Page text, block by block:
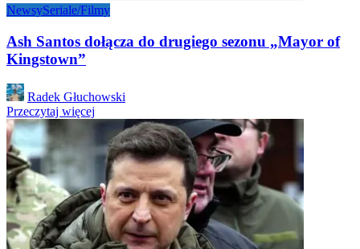
NewsySeriale/Filmy
Ash Santos dołącza do drugiego sezonu „Mayor of
Kingstown”
Posted
by
Radek Głuchowski
Przeczytaj więcej